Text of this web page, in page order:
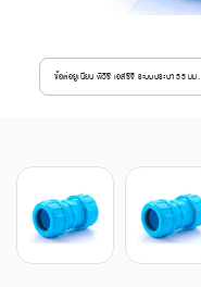
ข้อต่อยูเนี่ยน พีวีซี เอสซีจี ระบบประปา 55 มม.